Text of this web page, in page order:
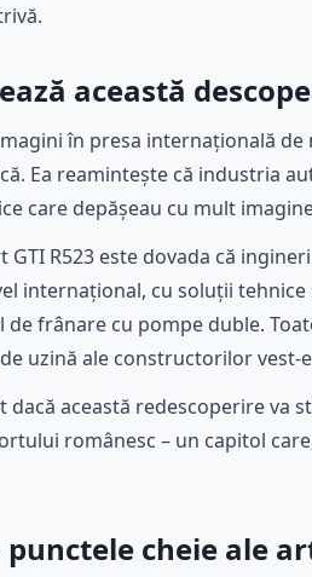
această
în presa internațională
Ea reamintește că industria
care depășeau cu mult
GTI R523 este dovada că
internațional, cu soluții tehnice
de frânare cu pompe duble.
uzină ale constructorilor vest-
dacă această redescoperire
românesc – un capitol
punctele cheie ale